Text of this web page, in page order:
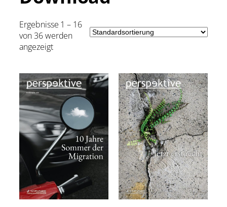
Ergebnisse 1 – 16
von 36 werden
angezeigt